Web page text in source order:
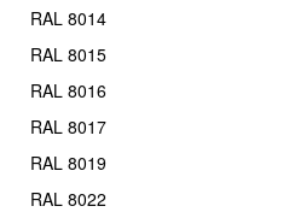
RAL 8014
RAL 8015
RAL 8016
RAL 8017
RAL 8019
RAL 8022